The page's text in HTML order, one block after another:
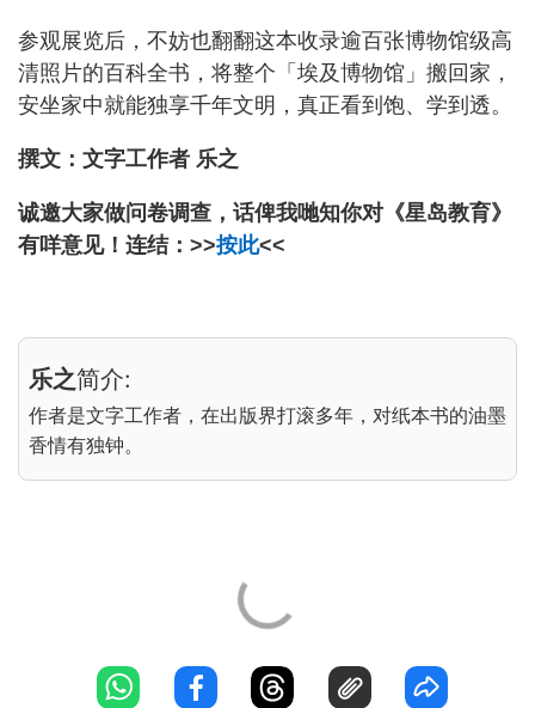
参观展览后，不妨也翻翻这本收录逾百张博物馆级高
清照片的百科全书，将整个「埃及博物馆」搬回家，
安坐家中就能独享千年文明，真正看到饱、学到透。
撰文：文字工作者 乐之
诚邀大家做问卷调查，话俾我哋知你对《星岛教育》
有咩意见！连结：>>按此<<
乐之简介:
作者是文字工作者，在出版界打滚多年，对纸本书的油墨
香情有独钟。